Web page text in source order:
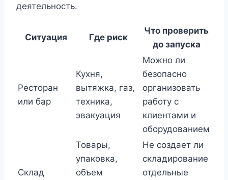
деятельность.
Ситуация Где риск
Что проверить
до запуска
Ресторан
или бар
Кухня,
вытяжка, газ,
техника,
эвакуация
Можно ли
безопасно
организовать
работу с
клиентами и
оборудованием
Склад
Товары,
упаковка,
объем
Не создает ли
складирование
отдельные